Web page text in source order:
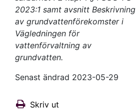
2023:1 samt avsnitt Beskrivning
av grundvattenförekomster i
Vägledningen för
vattenförvaltning av
grundvatten.
Senast ändrad 2023-05-29
Skriv ut